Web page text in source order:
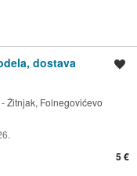
dostava
Žitnjak, Folnegovićevo
5 €